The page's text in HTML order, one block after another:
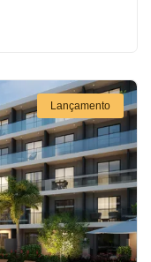
Lançamento